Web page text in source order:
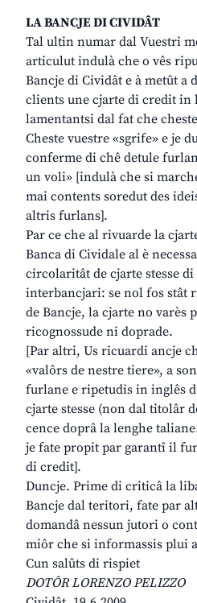
LA BANCJE DI CIVIDÂT
Tal ultin numar dal Vuestri
articulut indulà che o vês
Bancje di Cividât e à metût a
clients une cjarte di credit in
lamentantsi dal fat che
Cheste vuestre «sgrife» e je
conferme di chê detule
un voli» [indulà che si
mai contents soredut des
altris furlans].
Par ce che al rivuarde la
Banca di Cividale al è
circolaritât de cjarte stesse di
interbancjari: se nol fos stât
de Bancje, la cjarte no varès
ricognossude ni doprade.
[Par altri, Us ricuardi ancje
«valôrs de nestre tiere», a
furlane e ripetudis in inglês
cjarte stesse (non dal titolâr
cence doprâ la lenghe
je fate propit par garantî il
di credit].
Duncje. Prime di criticâ la
Bancje dal teritori, fate par
domandâ nessun jutori o
miôr che si informassis plui
Cun salûts di rispiet
DOTÔR LORENZO PELIZZO